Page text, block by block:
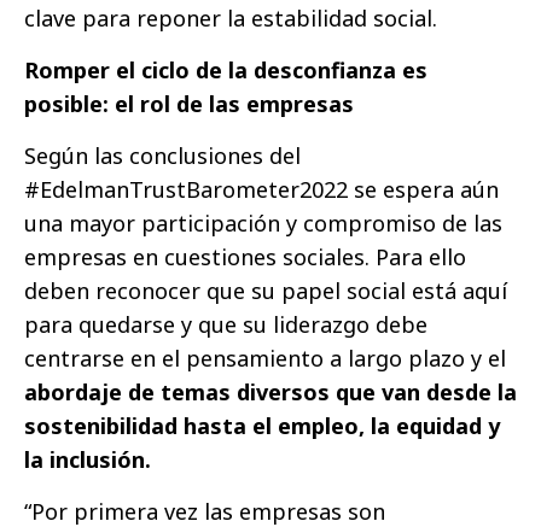
clave para reponer la estabilidad social.
Romper el ciclo de la desconfianza es
posible: el rol de las empresas
Según las conclusiones del
#EdelmanTrustBarometer2022 se espera aún
una mayor participación y compromiso de las
empresas en cuestiones sociales. Para ello
deben reconocer que su papel social está aquí
para quedarse y que su liderazgo debe
centrarse en el pensamiento a largo plazo y el
abordaje de temas diversos que van desde la
sostenibilidad hasta el empleo, la equidad y
la inclusión.
“Por primera vez las empresas son